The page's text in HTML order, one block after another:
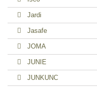
Jardi
Jasafe
JOMA
JUNIE
JUNKUNC